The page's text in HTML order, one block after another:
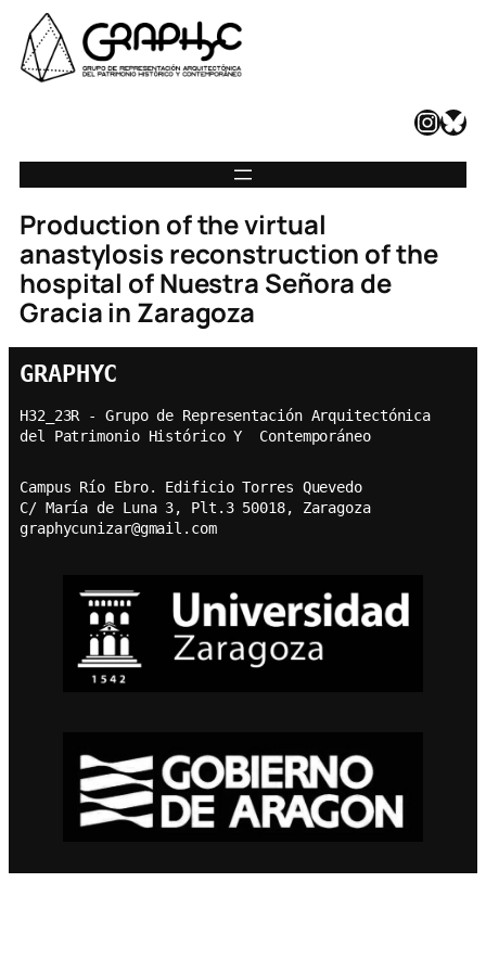
InstagramBluesky
Production of the virtual
anastylosis reconstruction of the
hospital of Nuestra Señora de
Gracia in Zaragoza
GRAPHYC
H32_23R - Grupo de Representación Arquitectónica
del Patrimonio Histórico Y  Contemporáneo
Campus Río Ebro. Edificio Torres Quevedo
C/ María de Luna 3, Plt.3 50018, Zaragoza
graphycunizar@gmail.com